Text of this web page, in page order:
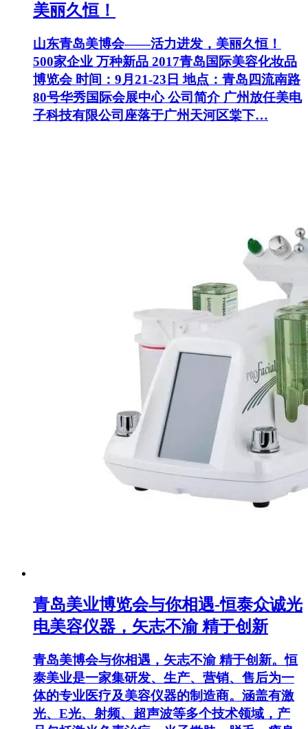
美丽久恒！
山东青岛美博会——活力进发，美丽久恒！
500家企业 万种新品 2017青岛国际美容化妆品
博览会 时间：9月21-23日 地点：青岛四流南路
80号华秀国际会展中心 公司简介 广州放任美电
子科技有限公司座落于广州天河区棠下…
青岛美业博览会与你相遇-恒泰众诚光
电美容仪器，矢志不渝 精于创新
青岛美博会与你相遇，矢志不渝 精于创新。恒
泰美业是一家集研发、生产、营销、售后为一
体的专业医疗及美容仪器的制造商。涵盖有激
光、E光、射频、超声波等多个技术领域，产